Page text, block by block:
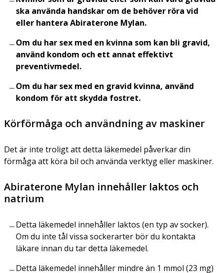
ska använda handskar om de behöver röra vid
eller hantera Abiraterone Mylan.
Om du har sex med en kvinna som kan bli gravid,
använd kondom och ett annat effektivt
preventivmedel.
Om du har sex med en gravid kvinna, använd
kondom för att skydda fostret.
Körförmåga och användning av maskiner
Det är inte troligt att detta läkemedel påverkar din
förmåga att köra bil och använda verktyg eller maskiner.
Abiraterone Mylan innehåller laktos och
natrium
Detta läkemedel innehåller laktos (en typ av socker).
Om du inte tål vissa sockerarter bör du kontakta
läkare innan du tar detta läkemedel.
Detta läkemedel innehåller mindre än 1 mmol (23 mg)